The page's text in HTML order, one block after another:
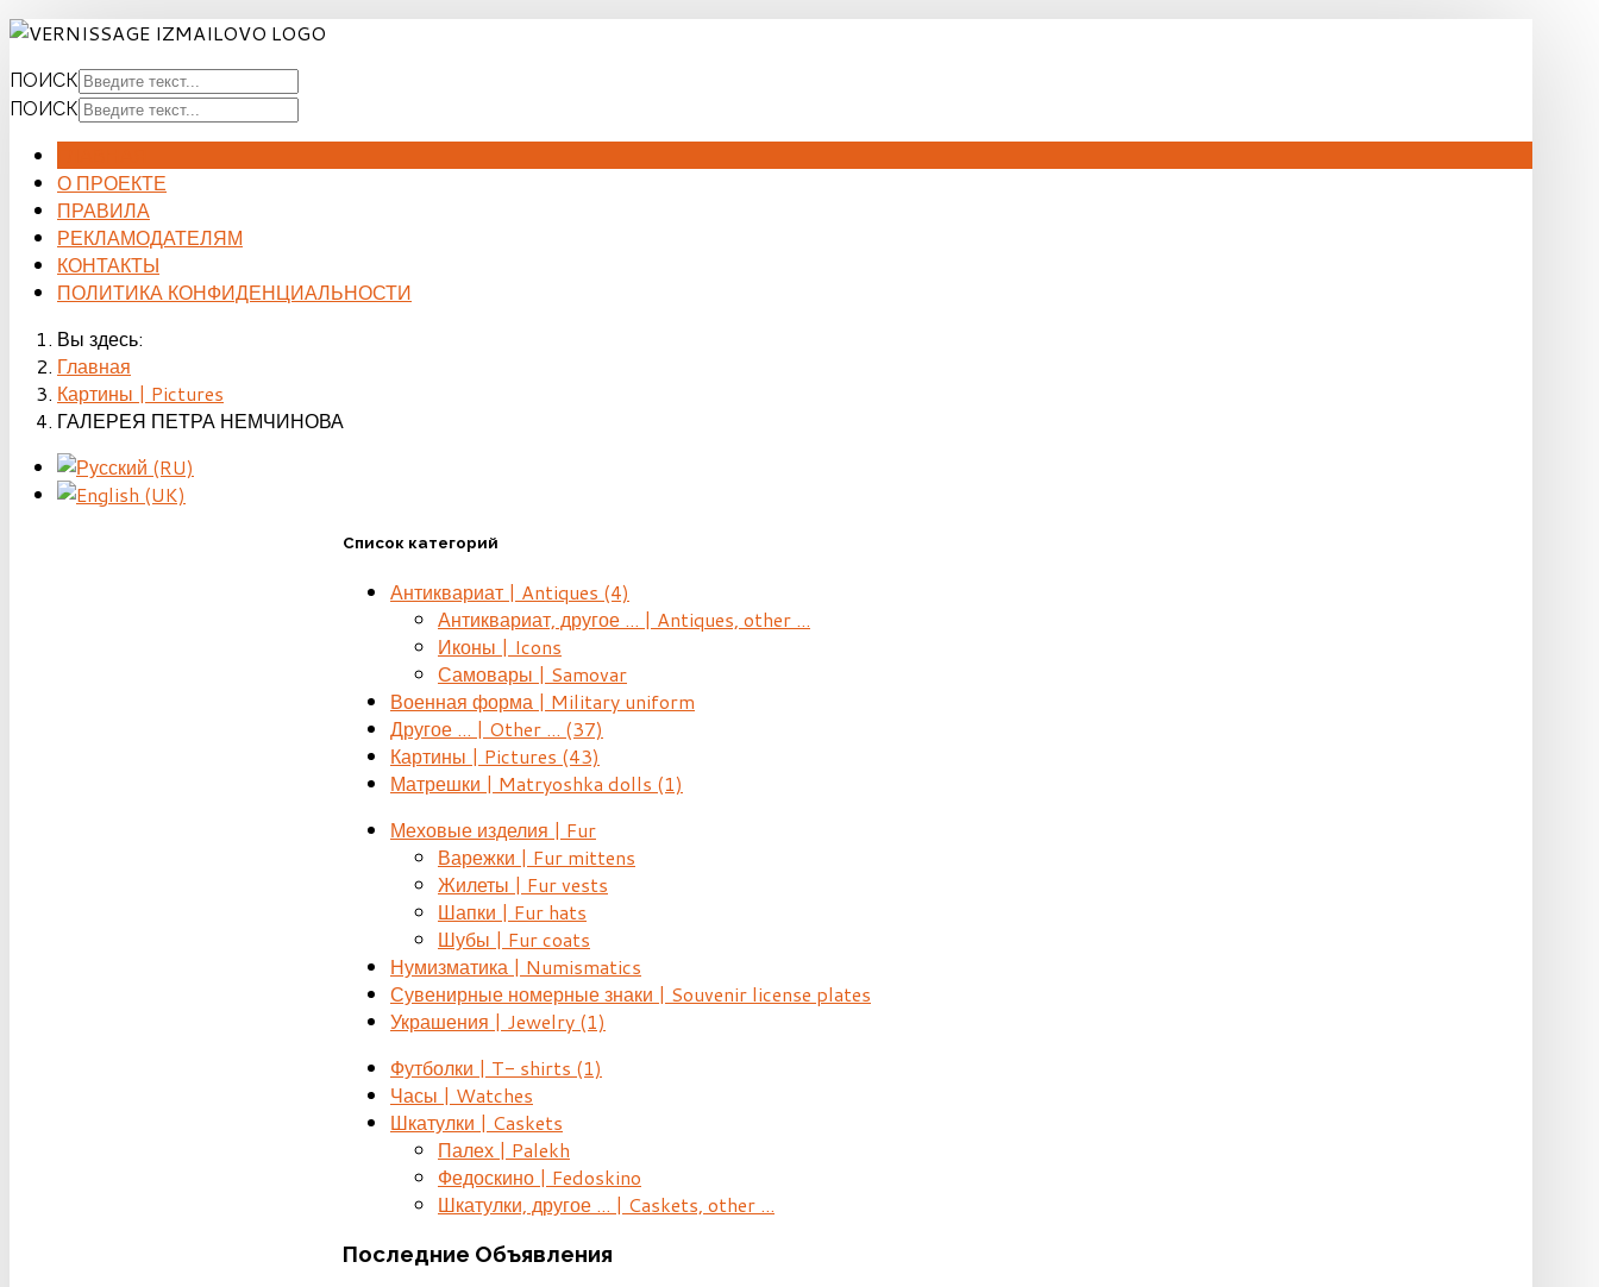
ПОИСК
ПОИСК
О ПРОЕКТЕ
ПРАВИЛА
РЕКЛАМОДАТЕЛЯМ
КОНТАКТЫ
ПОЛИТИКА КОНФИДЕНЦИАЛЬНОСТИ
Вы здесь:
Главная
Картины | Pictures
ГАЛЕРЕЯ ПЕТРА НЕМЧИНОВА
Список категорий
Антиквариат | Antiques (4)
Антиквариат, другое ... | Antiques, other ...
Иконы | Icons
Самовары | Samovar
Военная форма | Military uniform
Другое ... | Other ... (37)
Картины | Pictures (43)
Матрешки | Matryoshka dolls (1)
Меховые изделия | Fur
Варежки | Fur mittens
Жилеты | Fur vests
Шапки | Fur hats
Шубы | Fur coats
Нумизматика | Numismatics
Сувенирные номерные знаки | Souvenir license plates
Украшения | Jewelry (1)
Футболки | T- shirts (1)
Часы | Watches
Шкатулки | Caskets
Палех | Palekh
Федоскино | Fedoskino
Шкатулки, другое ... | Caskets, other ...
Последние Объявления